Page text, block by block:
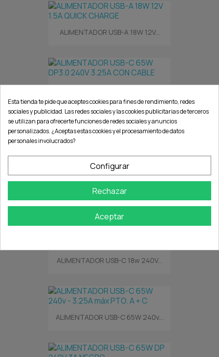
ALIMENTADOR USB-A 18W 12V...
MULTI CARGADOR USB 60W 6...
MULTI CARGADOR GaN 2 X...
ALIMENTADOR USB-C 18w 240V...
ALIMENTADOR USB-C 65W 240v...
Esta tienda te pide que aceptes cookies para fines de rendimiento, redes
sociales y publicidad. Las redes sociales y las cookies publicitarias de terceros
se utilizan para ofrecerte funciones de redes sociales y anuncios
personalizados. ¿Aceptas estas cookies y el procesamiento de datos
personales involucrados?
Configurar
Rechazar
Aceptar